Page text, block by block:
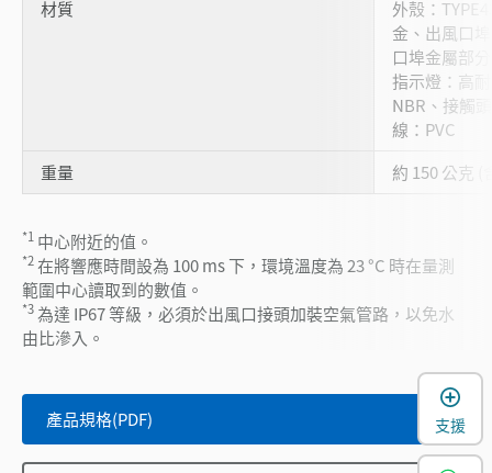
材質
外殼：
金、出風口
口埠金屬部
指示燈：高
NBR、接觸
線：PVC
重量
約 150 公克 (
*1 中心附近的值。
*2在將響應時間設為 100 ms 下，環境溫度為 23 °C 時在量測
範圍中心讀取到的數值。
*3 為達 IP67 等級，必須於出風口接頭加裝空氣管路，以免水
由比滲入。
產品規格(PDF)
支援